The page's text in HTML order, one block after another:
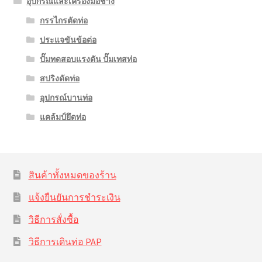
กรรไกรตัดท่อ
ประแจขันข้อต่อ
ปั๊มทดสอบแรงดัน ปั๊มเทสท่อ
สปริงดัดท่อ
อุปกรณ์บานท่อ
แคล้มป์ยึดท่อ
สินค้าทั้งหมดของร้าน
แจ้งยืนยันการชำระเงิน
วิธีการสั่งซื้อ
วิธีการเดินท่อ PAP